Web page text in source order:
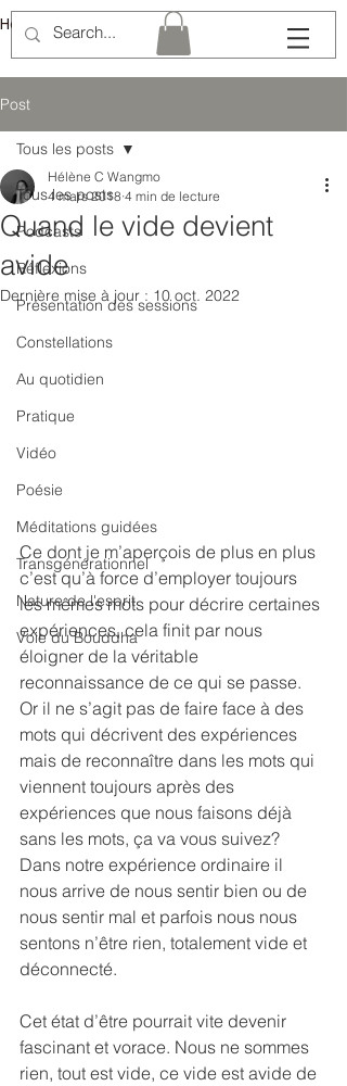
Hélène Lémery
Post
Tous les posts
Podcasts
Réflexions
Présentation des sessions
Constellations
Au quotidien
Pratique
Vidéo
Poésie
Méditations guidées
Transgénérationnel
Nature de l'esprit
Voie du Bouddha
Tous les posts
Quand le vide devient
avide
Hélène C Wangmo
4 mars 2018 4 min de lecture
Dernière mise à jour : 10 oct. 2022
Ce dont je m’aperçois de plus en plus
c’est qu’à force d’employer toujours
les mêmes mots pour décrire certaines
expériences, cela finit par nous
éloigner de la véritable
reconnaissance de ce qui se passe.
Or il ne s’agit pas de faire face à des
mots qui décrivent des expériences
mais de reconnaître dans les mots qui
viennent toujours après des
expériences que nous faisons déjà
sans les mots, ça va vous suivez?
Dans notre expérience ordinaire il
nous arrive de nous sentir bien ou de
nous sentir mal et parfois nous nous
sentons n’être rien, totalement vide et
déconnecté.
Cet état d’être pourrait vite devenir
fascinant et vorace. Nous ne sommes
rien, tout est vide, ce vide est avide de